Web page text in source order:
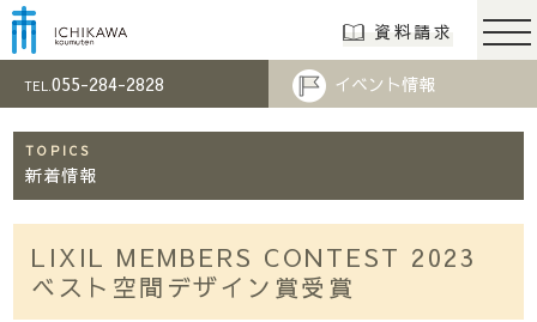
市川工務店 | らしさ
資料請求
TEL.055-284-2828 イベント情報
TOPICS
新着情報
LIXIL MEMBERS CONTEST 2023
ベスト空間デザイン賞受賞